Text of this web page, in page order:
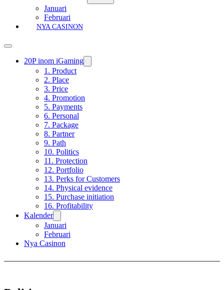
Januari
Februari
NYA CASINON
20P inom iGaming
1. Product
2. Place
3. Price
4. Promotion
5. Payments
6. Personal
7. Package
8. Partner
9. Path
10. Politics
11. Protection
12. Portfolio
13. Perks for Customers
14. Physical evidence
15. Purchase initiation
16. Profitability
Kalender
Januari
Februari
Nya Casinon